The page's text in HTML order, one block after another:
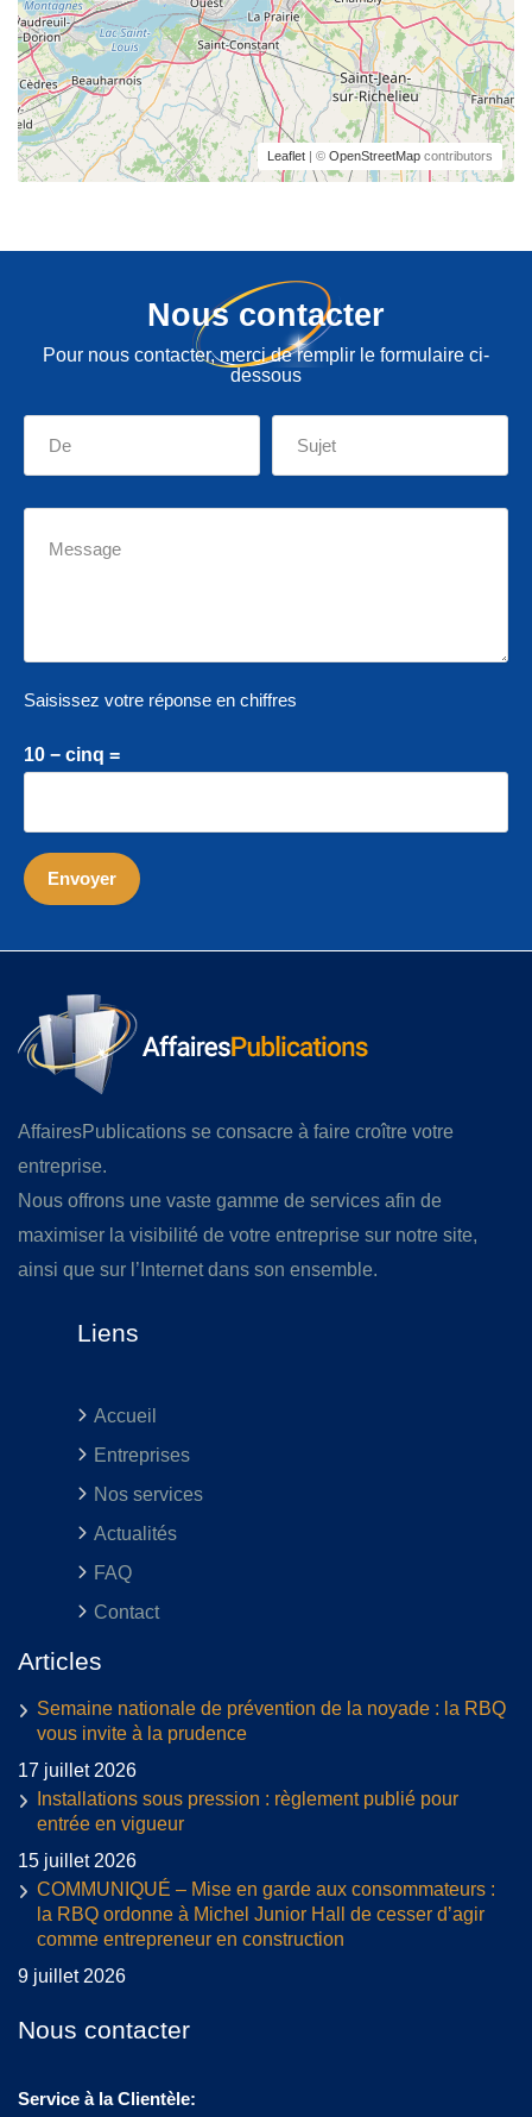
Leaflet | © OpenStreetMap contributors
Nous contacter
Pour nous contacter, merci de remplir le formulaire ci-
dessous
Saisissez votre réponse en chiffres
10 − cinq =
AffairesPublications se consacre à faire croître votre
entreprise.
Nous offrons une vaste gamme de services afin de
maximiser la visibilité de votre entreprise sur notre site,
ainsi que sur l’Internet dans son ensemble.
Liens
Accueil
Entreprises
Nos services
Actualités
FAQ
Contact
Articles
Semaine nationale de prévention de la noyade : la RBQ
vous invite à la prudence
17 juillet 2026
Installations sous pression : règlement publié pour
entrée en vigueur
15 juillet 2026
COMMUNIQUÉ – Mise en garde aux consommateurs :
la RBQ ordonne à Michel Junior Hall de cesser d’agir
comme entrepreneur en construction
9 juillet 2026
Nous contacter
Service à la Clientèle: